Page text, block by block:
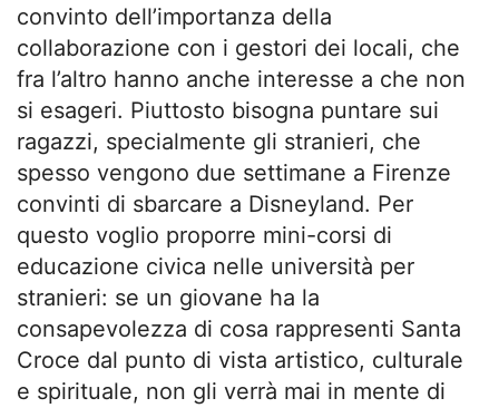
convinto dell’importanza della
collaborazione con i gestori dei locali, che
fra l’altro hanno anche interesse a che non
si esageri. Piuttosto bisogna puntare sui
ragazzi, specialmente gli stranieri, che
spesso vengono due settimane a Firenze
convinti di sbarcare a Disneyland. Per
questo voglio proporre mini-corsi di
educazione civica nelle università per
stranieri: se un giovane ha la
consapevolezza di cosa rappresenti Santa
Croce dal punto di vista artistico, culturale
e spirituale, non gli verrà mai in mente di